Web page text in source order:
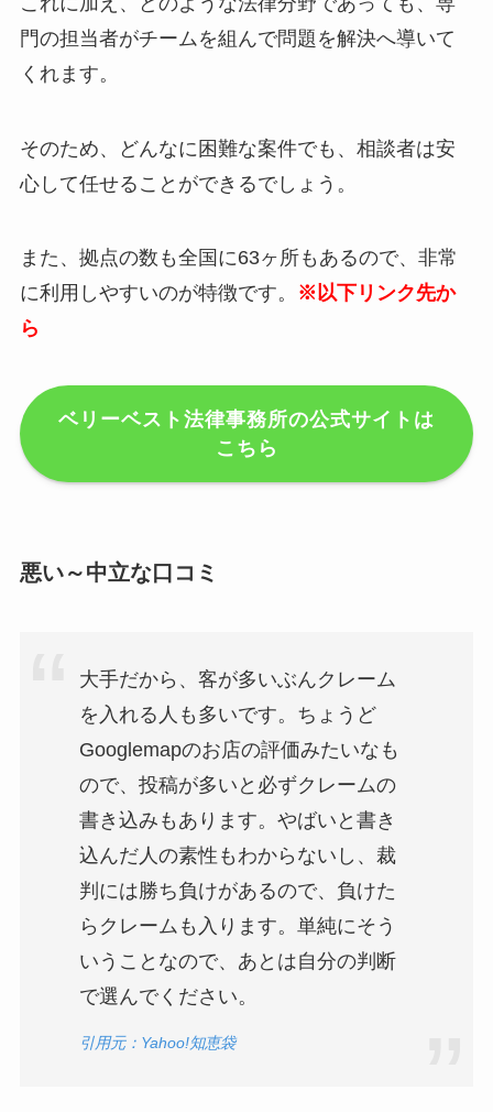
門の担当者がチームを組んで問題を解決へ導いて
くれます。
そのため、どんなに困難な案件でも、相談者は安
心して任せることができるでしょう。
また、拠点の数も全国に63ヶ所もあるので、非常
に利用しやすいのが特徴です。
※以下リンク先か
ら
ベリーベスト法律事務所の公式サイトは
こちら
悪い～中立な口コミ
大手だから、客が多いぶんクレーム
を入れる人も多いです。ちょうど
Googlemapのお店の評価みたいなも
ので、投稿が多いと必ずクレームの
書き込みもあります。やばいと書き
込んだ人の素性もわからないし、裁
判には勝ち負けがあるので、負けた
らクレームも入ります。単純にそう
いうことなので、あとは自分の判断
で選んでください。
引用元：Yahoo!知恵袋